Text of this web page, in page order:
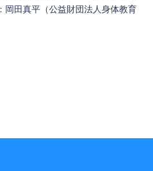
岡田真平（公益財団法人身体教育